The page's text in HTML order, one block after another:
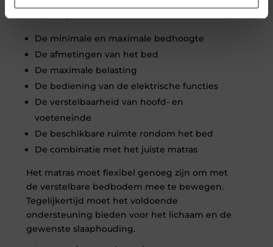
De minimale en maximale bedhoogte
De afmetingen van het bed
De maximale belasting
De bediening van de elektrische functies
De verstelbaarheid van hoofd- en
voeteneinde
De beschikbare ruimte rondom het bed
De combinatie met het juiste matras
Het matras moet flexibel genoeg zijn om met
de verstelbare bedbodem mee te bewegen.
Tegelijkertijd moet het voldoende
ondersteuning bieden voor het lichaam en de
gewenste slaaphouding.